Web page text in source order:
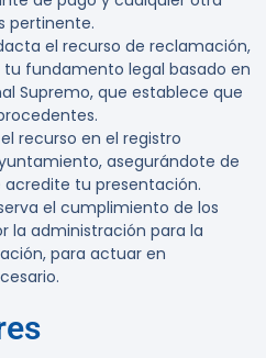
pertinente.
el recurso de reclamación,
fundamento legal basado en
Supremo, que establece que
recurso en el registro
asegurándote de
tu presentación.
el cumplimiento de los
la administración para la
para actuar en